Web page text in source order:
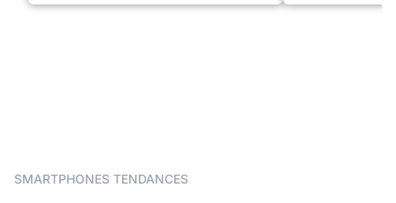
SMARTPHONES TENDANCES